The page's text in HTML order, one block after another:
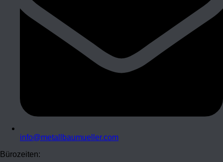
info@metallbaumueller.com
Bürozeiten: